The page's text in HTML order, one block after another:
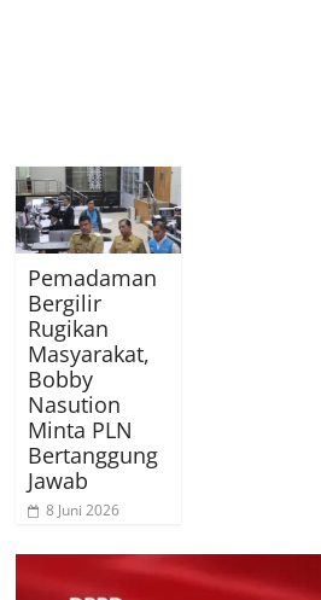
Pemadaman
Bergilir
Rugikan
Masyarakat,
Bobby
Nasution
Minta PLN
Bertanggung
Jawab
8 Juni 2026